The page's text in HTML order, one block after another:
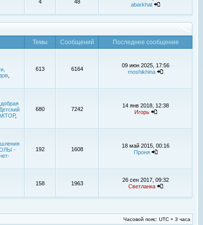
4 48
abarkhat
Темы Сообщений
Последнее сообщение
613 6164
09 июн 2025, 17:56
moshikhina
Детский
,
680 7242
14 янв 2018, 12:38
Игорь
-
192 1608
18 май 2015, 00:16
Проня
158 1963
26 сен 2017, 09:32
Светланка
Часовой пояс: UTC + 3 часа